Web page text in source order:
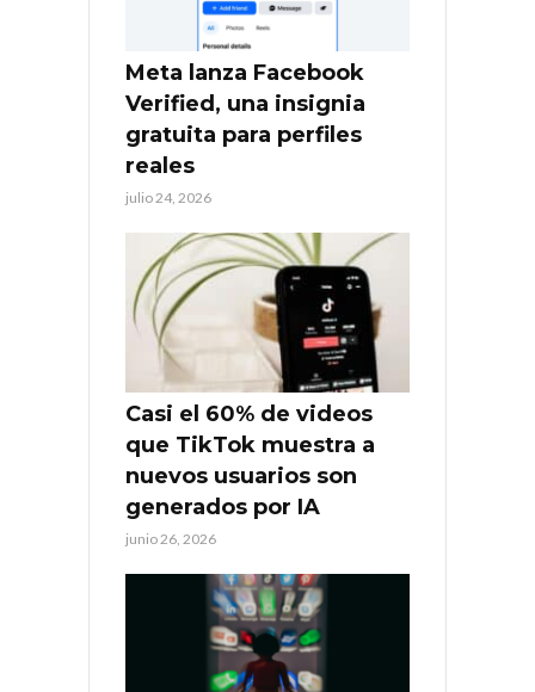
Meta lanza Facebook
Verified, una insignia
gratuita para perfiles
reales
julio 24, 2026
Casi el 60% de videos
que TikTok muestra a
nuevos usuarios son
generados por IA
junio 26, 2026